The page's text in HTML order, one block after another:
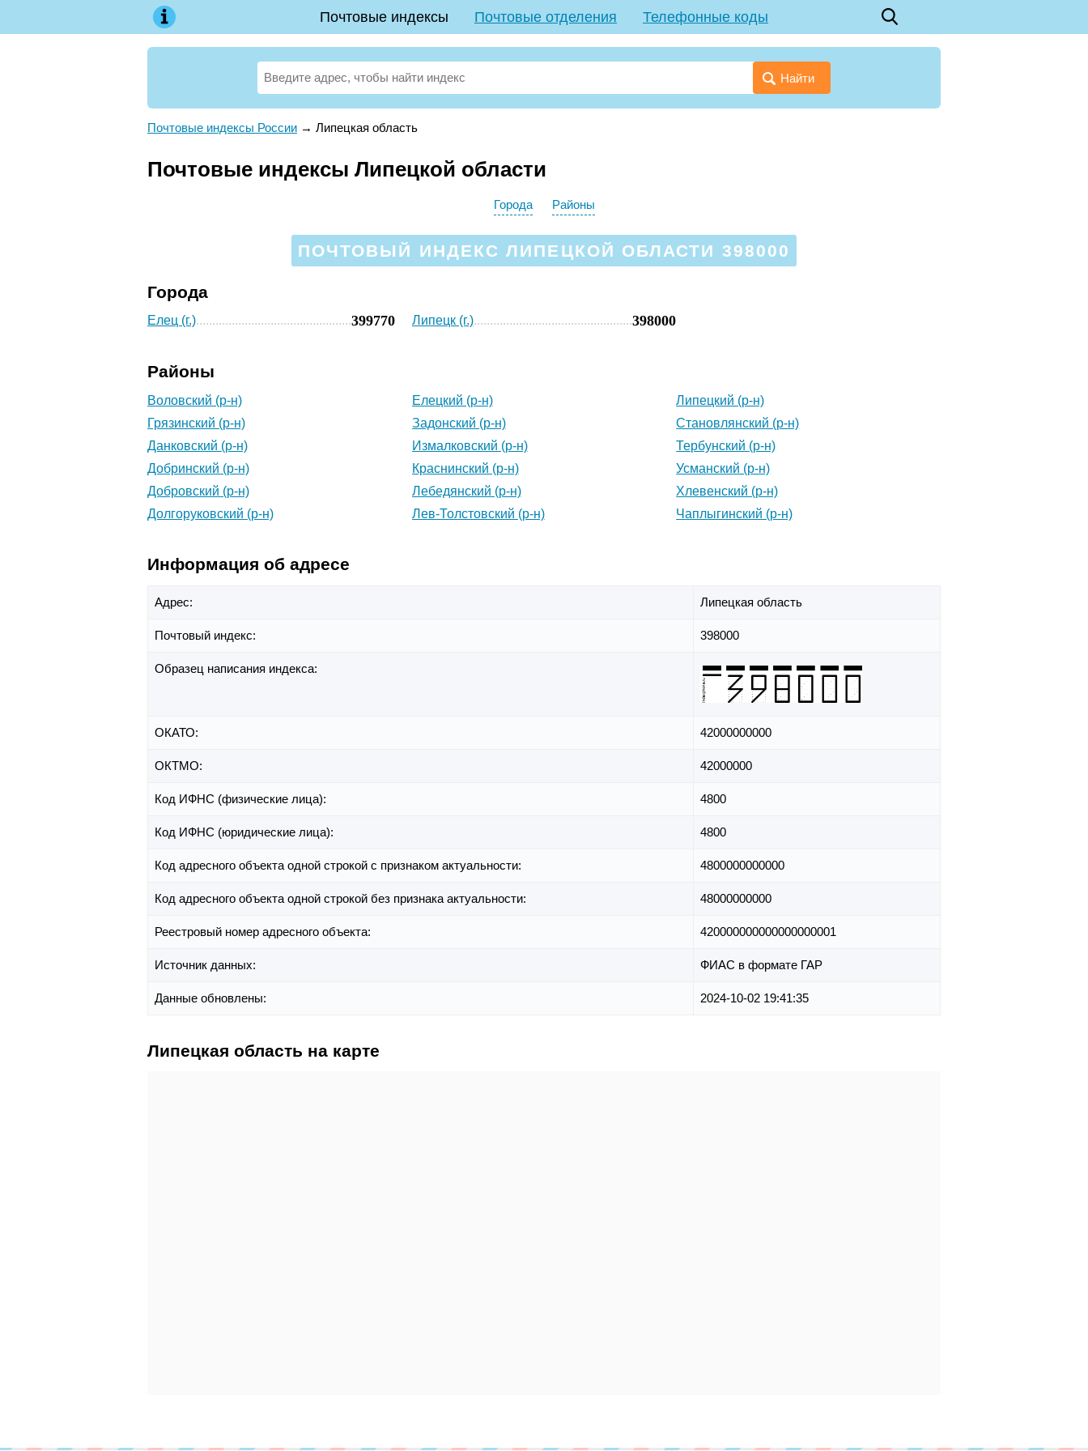
Почтовые индексы Почтовые отделения Телефонные коды
Найти
Почтовые индексы России → Липецкая область
Почтовые индексы Липецкой области
Города Районы
ПОЧТОВЫЙ ИНДЕКС ЛИПЕЦКОЙ ОБЛАСТИ 398000
Города
Елец (г.) 399770 Липецк (г.) 398000
Районы
Воловский (р-н)
Грязинский (р-н)
Данковский (р-н)
Добринский (р-н)
Добровский (р-н)
Долгоруковский (р-н)
Елецкий (р-н)
Задонский (р-н)
Измалковский (р-н)
Краснинский (р-н)
Лебедянский (р-н)
Лев-Толстовский (р-н)
Липецкий (р-н)
Становлянский (р-н)
Тербунский (р-н)
Усманский (р-н)
Хлевенский (р-н)
Чаплыгинский (р-н)
Информация об адресе
Адрес: Липецкая область
Почтовый индекс: 398000
Образец написания индекса:
ОКАТО: 42000000000
ОКТМО: 42000000
Код ИФНС (физические лица): 4800
Код ИФНС (юридические лица): 4800
Код адресного объекта одной строкой с признаком актуальности: 4800000000000
Код адресного объекта одной строкой без признака актуальности: 48000000000
Реестровый номер адресного объекта: 420000000000000000001
Источник данных: ФИАС в формате ГАР
Данные обновлены: 2024-10-02 19:41:35
Липецкая область на карте